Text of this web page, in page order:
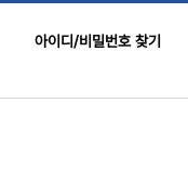
아이디/비밀번호 찾기